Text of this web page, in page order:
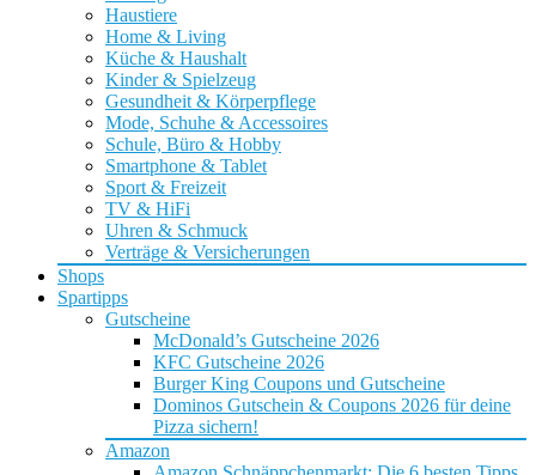
Haustiere
Home & Living
Küche & Haushalt
Kinder & Spielzeug
Gesundheit & Körperpflege
Mode, Schuhe & Accessoires
Schule, Büro & Hobby
Smartphone & Tablet
Sport & Freizeit
TV & HiFi
Uhren & Schmuck
Verträge & Versicherungen
Shops
Spartipps
Gutscheine
McDonald’s Gutscheine 2026
KFC Gutscheine 2026
Burger King Coupons und Gutscheine
Dominos Gutschein & Coupons 2026 für deine
Pizza sichern!
Amazon